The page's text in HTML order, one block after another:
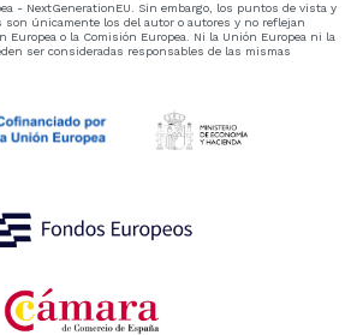
- NextGenerationEU. Sin embargo, los puntos de vista y
son únicamente los del autor o autores y no reflejan
Europea o la Comisión Europea. Ni la Unión Europea ni la
ser consideradas responsables de las mismas